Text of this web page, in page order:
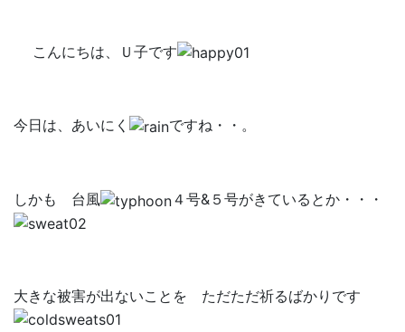
こんにちは、Ｕ子です
今日は、あいにく ですね・・。
しかも 台風 ４号&５号がきているとか・・・
大きな被害が出ないことを ただただ祈るばかりです